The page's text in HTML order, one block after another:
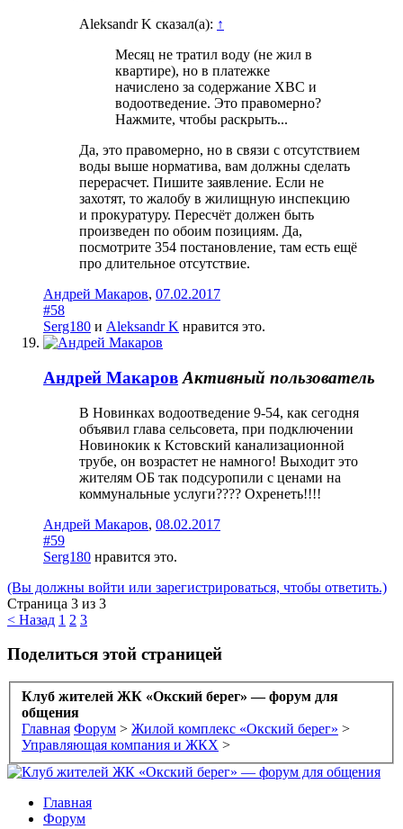
Aleksandr K сказал(а): ↑
Месяц не тратил воду (не жил в
квартире), но в платежке
начислено за содержание ХВС и
водоотведение. Это правомерно?
Нажмите, чтобы раскрыть...
Да, это правомерно, но в связи с отсутствием
воды выше норматива, вам должны сделать
перерасчет. Пишите заявление. Если не
захотят, то жалобу в жилищную инспекцию
и прокуратуру. Пересчёт должен быть
произведен по обоим позициям. Да,
посмотрите 354 постановление, там есть ещё
про длительное отсутствие.
Андрей Макаров, 07.02.2017
#58
Serg180 и Aleksandr K нравится это.
Андрей Макаров Активный пользователь
В Новинках водоотведение 9-54, как сегодня
объявил глава сельсовета, при подключении
Новинокик к Кстовский канализационной
трубе, он возрастет не намного! Выходит это
жителям ОБ так подсуропили с ценами на
коммунальные услуги???? Охренеть!!!!
Андрей Макаров, 08.02.2017
#59
Serg180 нравится это.
(Вы должны войти или зарегистрироваться, чтобы ответить.)
Страница 3 из 3
< Назад 1 2 3
Поделиться этой страницей
Клуб жителей ЖК «Окский берег» — форум для
общения
Главная Форум > Жилой комплекс «Окский берег» >
Управляющая компания и ЖКХ >
Главная
Форум